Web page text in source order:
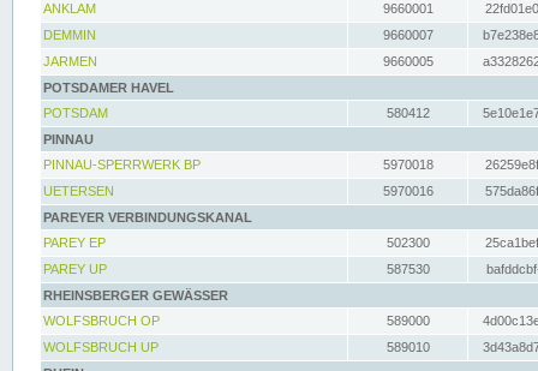
ANKLAM
9660001
DEMMIN
9660007
JARMEN
9660005
POTSDAMER HAVEL
POTSDAM
580412
PINNAU
PINNAU-SPERRWERK BP
5970018
UETERSEN
5970016
PAREYER VERBINDUNGSKANAL
PAREY EP
502300
PAREY UP
587530
RHEINSBERGER GEWÄSSER
WOLFSBRUCH OP
589000
WOLFSBRUCH UP
589010